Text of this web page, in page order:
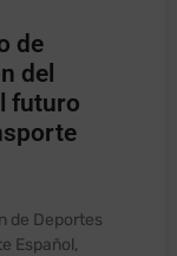
de
del
futuro
de Deportes
Español,